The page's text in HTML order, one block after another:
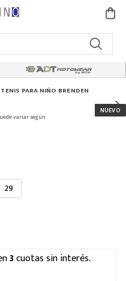
TENIS PARA NIÑO BRENDEN
variar según
29
3cuotas sin interés.